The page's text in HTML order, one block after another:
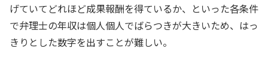
げていてどれほど成果報酬を得ているか、といった各条件
で弁理士の年収は個人個人でばらつきが大きいため、はっ
きりとした数字を出すことが難しい。